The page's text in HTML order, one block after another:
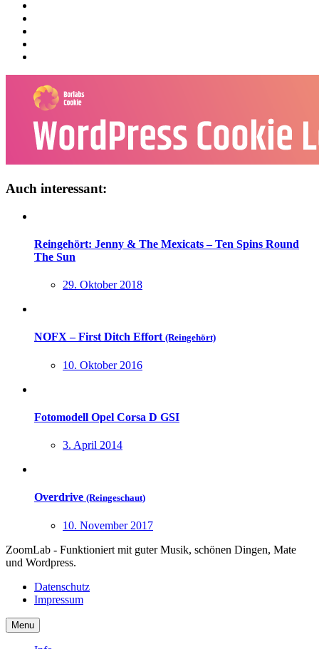
Auch interessant:
Reingehört: Jenny & The Mexicats – Ten Spins Round
The Sun
29. Oktober 2018
NOFX – First Ditch Effort (Reingehört)
10. Oktober 2016
Fotomodell Opel Corsa D GSI
3. April 2014
Overdrive (Reingeschaut)
10. November 2017
ZoomLab - Funktioniert mit guter Musik, schönen Dingen, Mate
und Wordpress.
Datenschutz
Impressum
Menu